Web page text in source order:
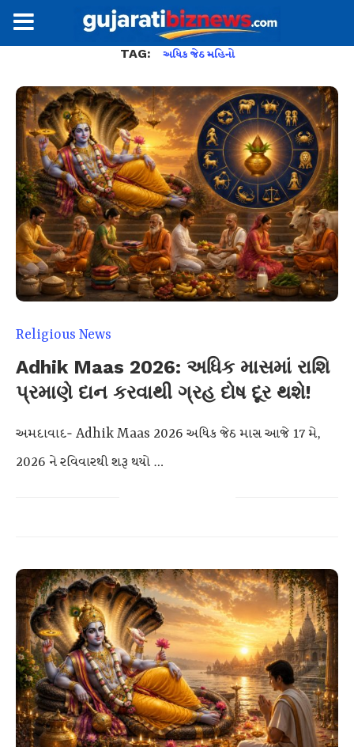
TAG: અધિક જેઠ મહિનો
Religious News
Adhik Maas 2026: અધિક માસમાં રાશિ
પ્રમાણે દાન કરવાથી ગ્રહ દોષ દૂર થશે!
અમદાવાદ- Adhik Maas 2026 અધિક જેઠ માસ આજે 17 મે,
2026 ને રવિવારથી શરૂ થયો …